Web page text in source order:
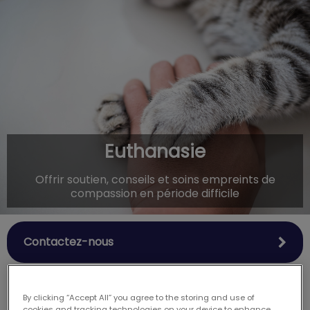
IvcPractices.HeaderNav.Search.Label
Envoyer
Euthanasie
Offrir soutien, conseils et soins empreints de
compassion en période difficile
Contactez-nous
By clicking “Accept All” you agree to the storing and use of